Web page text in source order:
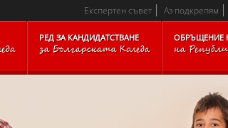
Експертен съвет Аз подкрепям
РЕД ЗА КАНДИДАТСТВАНЕ
за Българската Коледа
ОБРЪЩЕНИЕ
на